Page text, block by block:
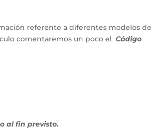
referente a diferentes modelos de
comentaremos un poco el Código
al fin previsto.